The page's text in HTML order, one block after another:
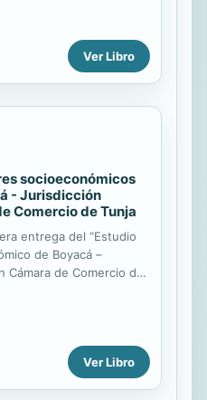
Ver Libro
socioeconómicos
- Jurisdicción
Comercio de Tunja
entrega del “Estudio
de Boyacá –
Cámara de Comercio de
el libro de
socioeconómicos. El
de fuente para la
Ver Libro